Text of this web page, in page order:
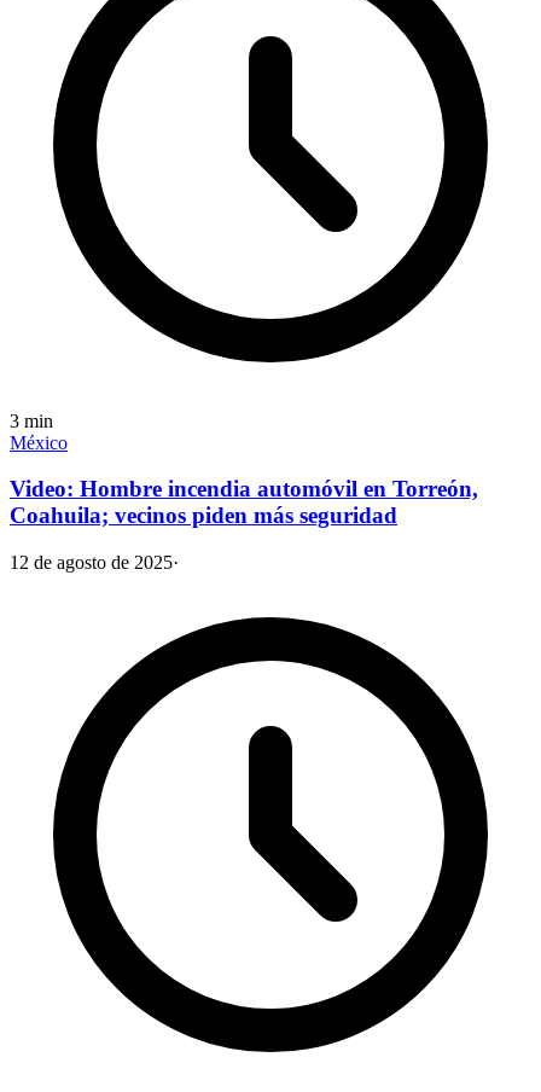
3 min
México
Video: Hombre incendia automóvil en Torreón,
Coahuila; vecinos piden más seguridad
12 de agosto de 2025·